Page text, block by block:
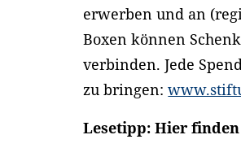
erwerben und an
Boxen können
verbinden. Jede
zu bringen:
Lesetipp: Hier